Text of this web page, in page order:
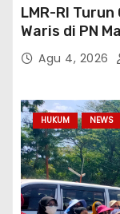
LMR-RI
Waris di PN
Persidangan
Agu 4, 2026
HUKUM NEWS